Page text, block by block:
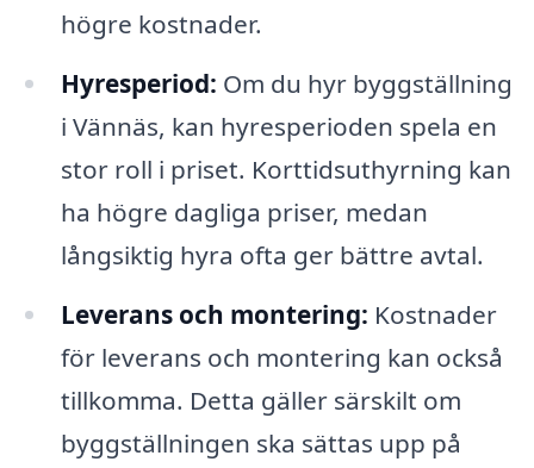
högre kostnader.
Hyresperiod: Om du hyr byggställning
i Vännäs, kan hyresperioden spela en
stor roll i priset. Korttidsuthyrning kan
ha högre dagliga priser, medan
långsiktig hyra ofta ger bättre avtal.
Leverans och montering: Kostnader
för leverans och montering kan också
tillkomma. Detta gäller särskilt om
byggställningen ska sättas upp på